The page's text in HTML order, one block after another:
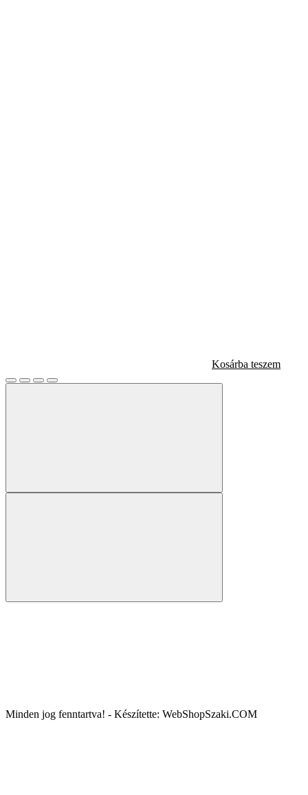
Kosárba teszem
Minden jog fenntartva! - Készítette: WebShopSzaki.COM